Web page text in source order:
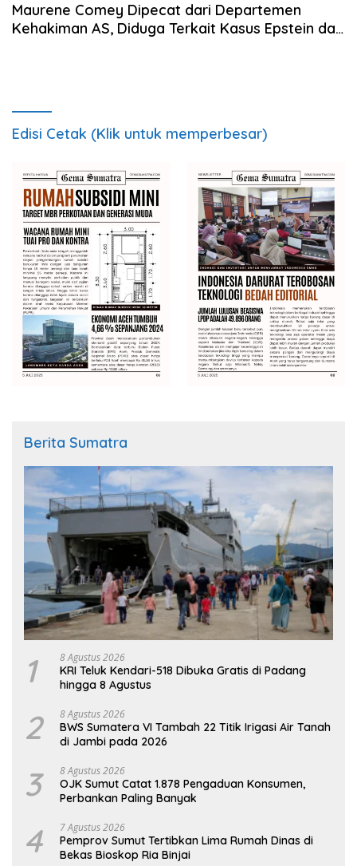
Maurene Comey Dipecat dari Departemen
Kehakiman AS, Diduga Terkait Kasus Epstein dan
Edisi Cetak (Klik untuk memperbesar)
Berita Sumatra
1 8 Agustus 2026
KRI Teluk Kendari-518 Dibuka Gratis di Padang
hingga 8 Agustus
2 8 Agustus 2026
BWS Sumatera VI Tambah 22 Titik Irigasi Air Tanah
di Jambi pada 2026
3 8 Agustus 2026
OJK Sumut Catat 1.878 Pengaduan Konsumen,
Perbankan Paling Banyak
4 7 Agustus 2026
Pemprov Sumut Tertibkan Lima Rumah Dinas di
Bekas Bioskop Ria Binjai